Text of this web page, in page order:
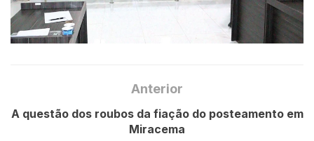
Anterior
A questão dos roubos da fiação do posteamento em
Miracema